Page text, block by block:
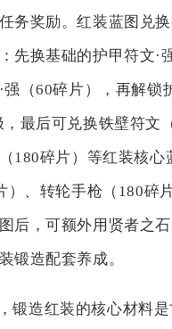
务奖励。红装蓝图兑
先换基础的护甲符文·
强（60碎片），再解锁
，最后可兑换铁壁符文
180碎片）等红装核心
）、转轮手枪（180碎
后，可额外用贤者之
锻造配套养成。
锻造红装的核心材料